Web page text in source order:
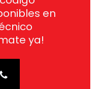
en
ya!